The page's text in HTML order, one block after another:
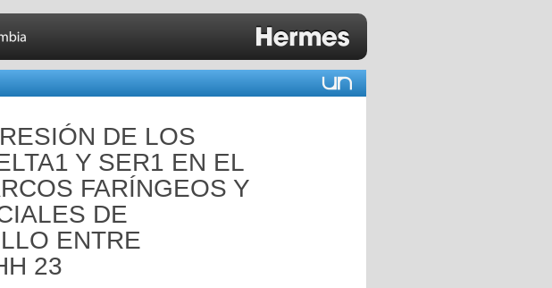
DE LOS
Y SER1 EN EL
FARÍNGEOS Y
DE
ENTRE
23